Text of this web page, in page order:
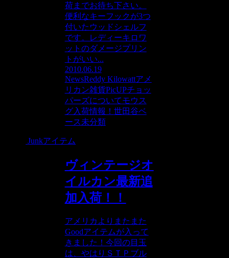
荷までお待ち下さい。
便利なキーフックが3つ
付いたウッドシェルフ
です。レディーキロワ
ットのダメージプリン
トがいい...
2010.06.19
NewsReddy Kilowattアメ
リカン雑貨PicUPチョッ
パーズについてモウス
グ入荷情報！ 世田谷ベ
ース未分類
Junkアイテム
ヴィンテージオ
イルカン最新追
加入荷！！
アメリカよりまたまた
Goodアイテムが入って
きました！今回の目玉
は、やはりＳＴＰブル